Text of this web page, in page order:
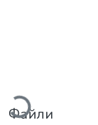
Файли